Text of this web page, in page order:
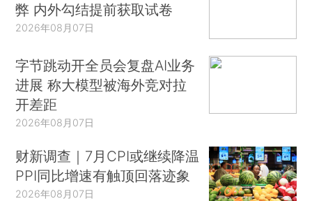
弊 内外勾结提前获取试卷
2026年08月07日
字节跳动开全员会复盘AI业务
进展 称大模型被海外竞对拉
开差距
2026年08月07日
财新调查｜7月CPI或继续降温
PPI同比增速有触顶回落迹象
2026年08月07日